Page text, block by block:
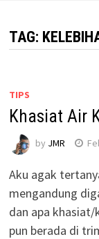
TAG:
TIPS
Khasiat Air
by JMR
Aku agak
mengandung
dan apa khasiat/
pun berada di